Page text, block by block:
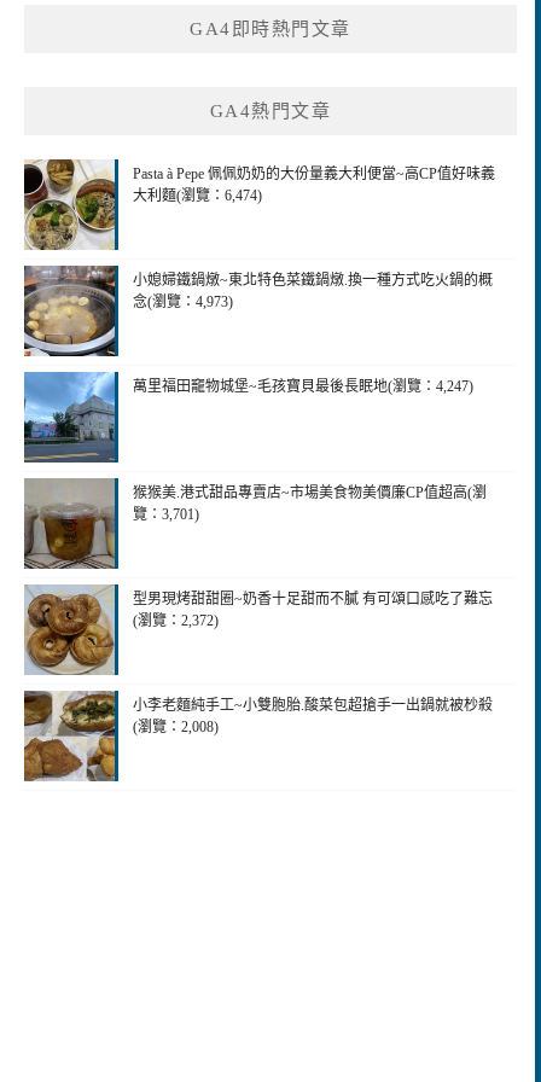
GA4即時熱門文章
GA4熱門文章
Pasta à Pepe 佩佩奶奶的大份量義大利便當~高CP值好味義
大利麵(瀏覽：6,474)
小媳婦鐵鍋燉~東北特色菜鐵鍋燉.換一種方式吃火鍋的概
念(瀏覽：4,973)
萬里福田竉物城堡~毛孩寶貝最後長眠地(瀏覽：4,247)
猴猴美.港式甜品專賣店~市場美食物美價廉CP值超高(瀏
覽：3,701)
型男現烤甜甜圈~奶香十足甜而不膩 有可頌口感吃了難忘
(瀏覽：2,372)
小李老麵純手工~小雙胞胎.酸菜包超搶手一出鍋就被杪殺
(瀏覽：2,008)